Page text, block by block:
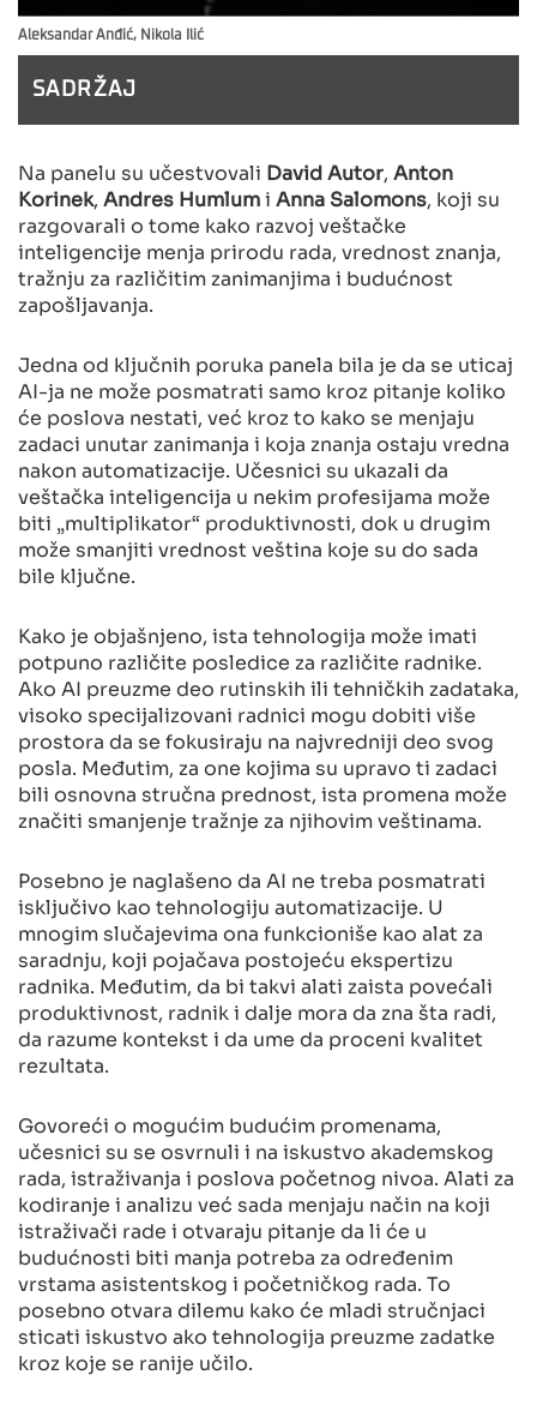
Aleksandar Anđić, Nikola Ilić
SADRŽAJ
Na panelu su učestvovali David Autor, Anton
Korinek, Andres Humlumi Anna Salomons, koji su
razgovarali o tome kako razvoj veštačke
inteligencije menja prirodu rada, vrednost znanja,
tražnju za različitim zanimanjima i budućnost
zapošljavanja.
Jedna od ključnih poruka panela bila je da se uticaj
AI-ja ne može posmatrati samo kroz pitanje koliko
će poslova nestati, već kroz to kako se menjaju
zadaci unutar zanimanja i koja znanja ostaju vredna
nakon automatizacije. Učesnici su ukazali da
veštačka inteligencija u nekim profesijama može
biti „multiplikator“ produktivnosti, dok u drugim
može smanjiti vrednost veština koje su do sada
bile ključne.
Kako je objašnjeno, ista tehnologija može imati
potpuno različite posledice za različite radnike.
Ako AI preuzme deo rutinskih ili tehničkih zadataka,
visoko specijalizovani radnici mogu dobiti više
prostora da se fokusiraju na najvredniji deo svog
posla. Međutim, za one kojima su upravo ti zadaci
bili osnovna stručna prednost, ista promena može
značiti smanjenje tražnje za njihovim veštinama.
Posebno je naglašeno da AI ne treba posmatrati
isključivo kao tehnologiju automatizacije. U
mnogim slučajevima ona funkcioniše kao alat za
saradnju, koji pojačava postojeću ekspertizu
radnika. Međutim, da bi takvi alati zaista povećali
produktivnost, radnik i dalje mora da zna šta radi,
da razume kontekst i da ume da proceni kvalitet
rezultata.
Govoreći o mogućim budućim promenama,
učesnici su se osvrnuli i na iskustvo akademskog
rada, istraživanja i poslova početnog nivoa. Alati za
kodiranje i analizu već sada menjaju način na koji
istraživači rade i otvaraju pitanje da li će u
budućnosti biti manja potreba za određenim
vrstama asistentskog i početničkog rada. To
posebno otvara dilemu kako će mladi stručnjaci
sticati iskustvo ako tehnologija preuzme zadatke
kroz koje se ranije učilo.